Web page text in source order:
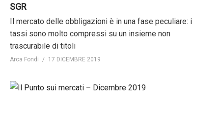
SGR
Il mercato delle obbligazioni è in una fase peculiare: i
tassi sono molto compressi su un insieme non
trascurabile di titoli
Arca Fondi 17 DICEMBRE 2019